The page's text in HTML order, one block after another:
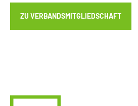
ZU VERBANDSMITGLIEDSCHAFT